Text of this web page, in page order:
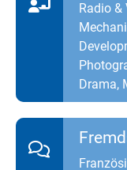
Radio
Drama,